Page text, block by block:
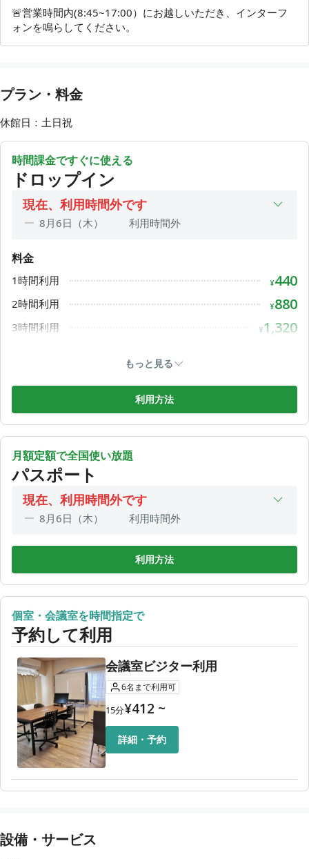
🚨営業時間内(8:45~17:00）にお越しいただき、インターフ
ォンを鳴らしてください。
プラン・料金
休館日：土日祝
時間課金ですぐに使える
ドロップイン
現在、利用時間外です
8月6日（木）
利用時間外
8月9日（日）
利用時間外
8月10日（月）
08:45〜17:00
8月11日（火）
料金
1時間利用 ¥440
2時間利用 ¥880
3時間利用 ¥1,320
もっと見る
利用方法
月額定額で全国使い放題
パスポート
現在、利用時間外です
8月6日（木）
利用時間外
利用時間外
8月9日（日）
利用時間外
8月10日（月）
08:45〜17:00
8月11日（火）
利用時間外
8月12日（水）
利用方法
個室・会議室を時間指定で
予約して利用
会議室ビジター利用
6名 まで利用可
15分¥412 ~
詳細・予約
設備・サービス